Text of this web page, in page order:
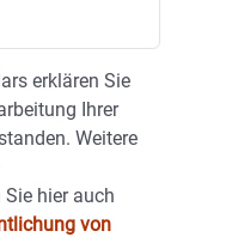
erklären Sie
Ihrer
Weitere
Sie hier auch
von